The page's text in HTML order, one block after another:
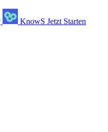
KnowS Jetzt Starten